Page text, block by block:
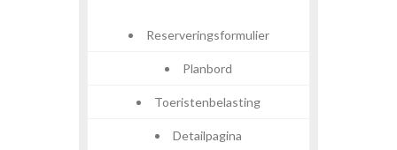
Reserveringsformulier
Planbord
Toeristenbelasting
Detailpagina